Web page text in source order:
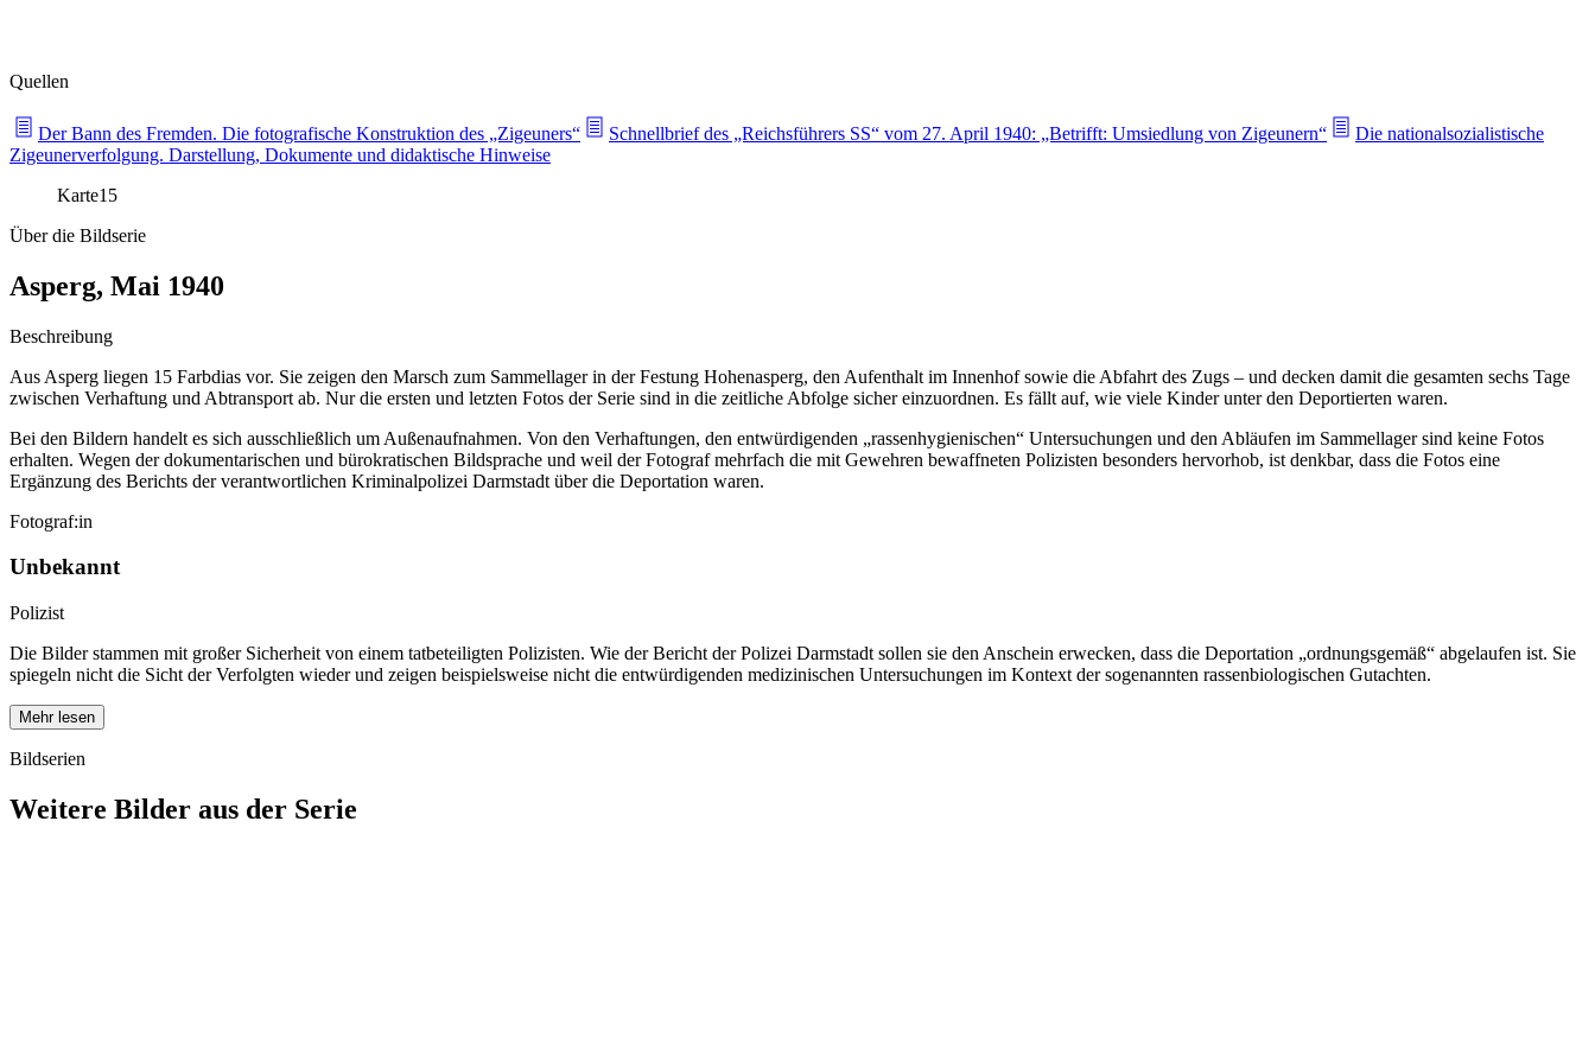
Quellen
Der Bann des Fremden. Die fotografische Konstruktion des „Zigeuners“ Schnellbrief des „Reichsführers SS“ vom 27. April 1940: „Betrifft: Umsiedlung von Zigeunern“
Die nationalsozialistische
Zigeunerverfolgung. Darstellung, Dokumente und didaktische Hinweise
Karte15
Über die Bildserie
Asperg, Mai 1940
Beschreibung
Aus Asperg liegen 15 Farbdias vor. Sie zeigen den Marsch zum Sammellager in der Festung Hohenasperg, den Aufenthalt im Innenhof sowie die Abfahrt des Zugs – und decken damit die gesamten sechs Tage
zwischen Verhaftung und Abtransport ab. Nur die ersten und letzten Fotos der Serie sind in die zeitliche Abfolge sicher einzuordnen. Es fällt auf, wie viele Kinder unter den Deportierten waren.
Bei den Bildern handelt es sich ausschließlich um Außenaufnahmen. Von den Verhaftungen, den entwürdigenden „rassenhygienischen“ Untersuchungen und den Abläufen im Sammellager sind keine Fotos
erhalten. Wegen der dokumentarischen und bürokratischen Bildsprache und weil der Fotograf mehrfach die mit Gewehren bewaffneten Polizisten besonders hervorhob, ist denkbar, dass die Fotos eine
Ergänzung des Berichts der verantwortlichen Kriminalpolizei Darmstadt über die Deportation waren.
Fotograf:in
Unbekannt
Polizist
Die Bilder stammen mit großer Sicherheit von einem tatbeteiligten Polizisten. Wie der Bericht der Polizei Darmstadt sollen sie den Anschein erwecken, dass die Deportation „ordnungsgemäß“ abgelaufen ist. Sie
spiegeln nicht die Sicht der Verfolgten wieder und zeigen beispielsweise nicht die entwürdigenden medizinischen Untersuchungen im Kontext der sogenannten rassenbiologischen Gutachten.
Mehr lesen
Bildserien
Weitere Bilder aus der Serie